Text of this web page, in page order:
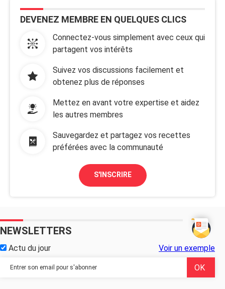
DEVENEZ MEMBRE EN QUELQUES CLICS
Connectez-vous simplement avec ceux qui
partagent vos intérêts
Suivez vos discussions facilement et
obtenez plus de réponses
Mettez en avant votre expertise et aidez
les autres membres
Sauvegardez et partagez vos recettes
préférées avec la communauté
S'INSCRIRE
NEWSLETTERS
Actu du jour Voir un exemple